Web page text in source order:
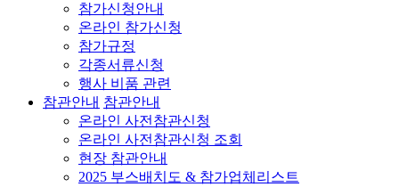
참가신청안내
온라인 참가신청
참가규정
각종서류신청
행사 비품 관련
참관안내 참관안내
온라인 사전참관신청
온라인 사전참관신청 조회
현장 참관안내
2025 부스배치도 & 참가업체리스트